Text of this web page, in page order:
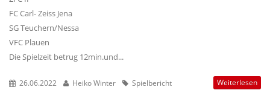
FC Carl- Zeiss Jena
SG Teuchern/Nessa
VFC Plauen
Die Spielzeit betrug 12min.und...
26.06.2022 Heiko Winter Spielbericht Weiterlesen